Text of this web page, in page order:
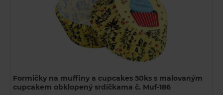
Formičky na muffiny a cupcakes 50ks s malovaným
cupcakem obklopený srdíčkama č. Muf-186